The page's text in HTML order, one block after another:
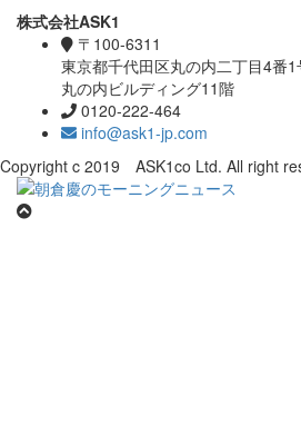
株式会社ASK1
〒100-6311
東京都千代田区丸の内二丁目4番1
丸の内ビルディング11階
0120-222-464
info@ask1-jp.com
Copyright c 2019 ASK1co Ltd. All right